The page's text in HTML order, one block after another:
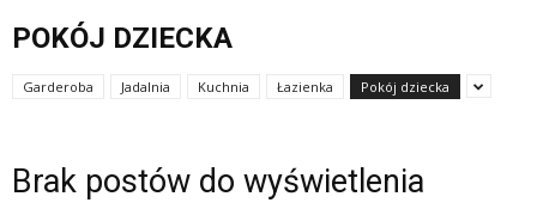
POKÓJ DZIECKA
Garderoba Jadalnia Kuchnia Łazienka Pokój dziecka
Brak postów do wyświetlenia